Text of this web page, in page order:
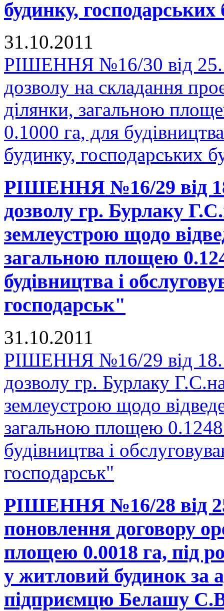
будинку, господарських
31.10.2011
РІШЕННЯ №16/30 від
дозволу на складання
ділянки, загальною
0.1000 га, для
будинку, господарських
РІШЕННЯ №16/29 від
дозволу гр. Бурлаку
землеустрою щодо
загальною площею
будівництва і
господарськ"
31.10.2011
РІШЕННЯ №16/29 від
дозволу гр. Бурлаку
землеустрою щодо
загальною площею 0.1248
будівництва і
господарськ"
РІШЕННЯ №16/28 від
поновлення договору
площею 0.0018 га, під
у житловий будинок за
підприємцю Белашу